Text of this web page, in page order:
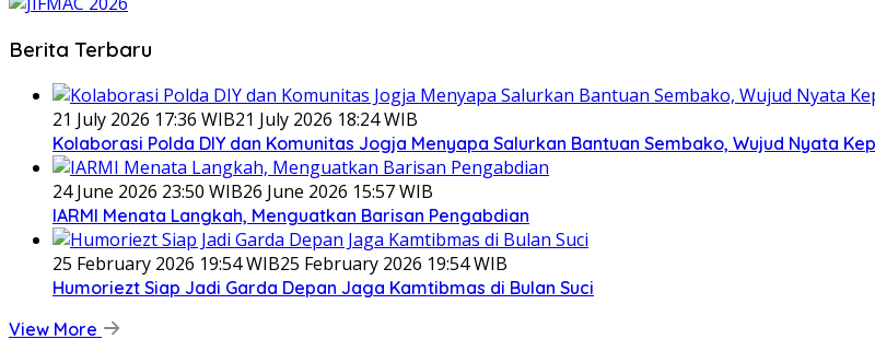
Berita Terbaru
21 July 2026 17:36 WIB21 July 2026 18:24 WIB
Kolaborasi Polda DIY dan Komunitas Jogja Menyapa Salurkan Bantuan Sembako, Wujud Nyata
24 June 2026 23:50 WIB26 June 2026 15:57 WIB
IARMI Menata Langkah, Menguatkan Barisan Pengabdian
25 February 2026 19:54 WIB25 February 2026 19:54 WIB
Humoriezt Siap Jadi Garda Depan Jaga Kamtibmas di Bulan Suci
View More